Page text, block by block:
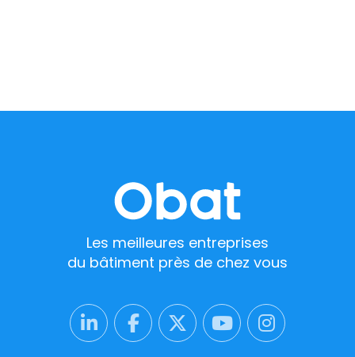
Les meilleures entreprises
du bâtiment près de chez vous